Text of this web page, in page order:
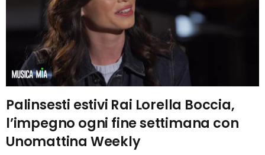
Palinsesti estivi Rai Lorella Boccia,
l’impegno ogni fine settimana con
Unomattina Weekly